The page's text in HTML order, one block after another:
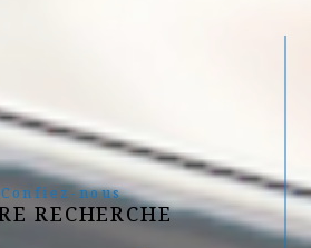
Confiez-nous
RECHERCHE